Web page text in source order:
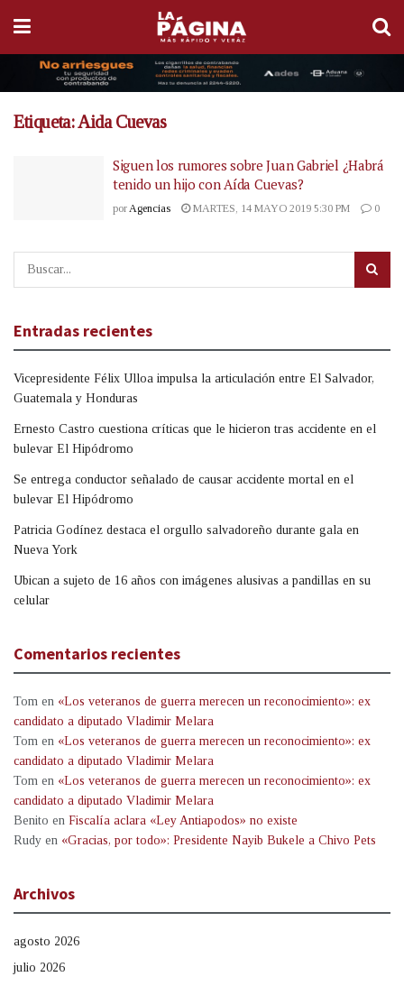
Etiqueta:Aida Cuevas
Siguen los rumores sobre Juan Gabriel ¿Habrá
tenido un hijo con Aída Cuevas?
por Agencias MARTES, 14 MAYO 2019 5:30 PM 0
Entradas recientes
Vicepresidente Félix Ulloa impulsa la articulación entre El Salvador,
Guatemala y Honduras
Ernesto Castro cuestiona críticas que le hicieron tras accidente en el
bulevar El Hipódromo
Se entrega conductor señalado de causar accidente mortal en el
bulevar El Hipódromo
Patricia Godínez destaca el orgullo salvadoreño durante gala en
Nueva York
Ubican a sujeto de 16 años con imágenes alusivas a pandillas en su
celular
Comentarios recientes
Tom en «Los veteranos de guerra merecen un reconocimiento»: ex
candidato a diputado Vladimir Melara
Tom en «Los veteranos de guerra merecen un reconocimiento»: ex
candidato a diputado Vladimir Melara
Tom en «Los veteranos de guerra merecen un reconocimiento»: ex
candidato a diputado Vladimir Melara
Benito en Fiscalía aclara «Ley Antiapodos» no existe
Rudy en «Gracias, por todo»: Presidente Nayib Bukele a Chivo Pets
Archivos
agosto 2026
julio 2026